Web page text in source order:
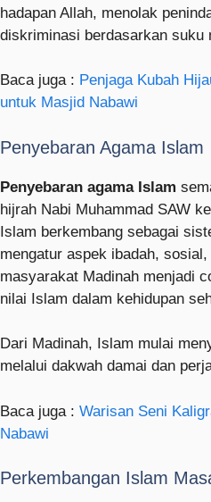
hadapan Allah, menolak
diskriminasi berdasarkan suku
Baca juga : Penjaga Kubah
untuk Masjid Nabawi
Penyebaran Agama Islam
Penyebaran agama Islam
hijrah Nabi Muhammad SAW
Islam berkembang sebagai
mengatur aspek ibadah,
masyarakat Madinah menjadi
nilai Islam dalam kehidupan
Dari Madinah, Islam mulai
melalui dakwah damai dan
Baca juga : Warisan Seni
Nabawi
Perkembangan Islam